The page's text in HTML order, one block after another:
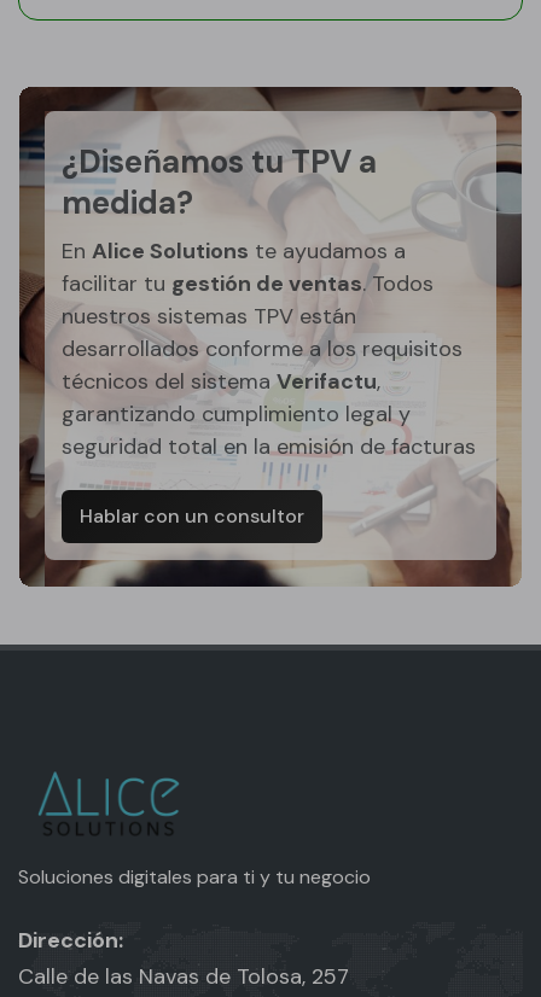
¿Diseñamos tu TPV a
medida?
EnAlice Solutions te ayudamos a
facilitar tu gestión de ventas. Todos
nuestros sistemas TPV están
desarrollados conforme a los requisitos
técnicos del sistemaVerifactu,
garantizando cumplimiento legal y
seguridad total en la emisión de facturas
Hablar con un consultor
Soluciones digitales para ti y tu negocio
Dirección:
Calle de las Navas de Tolosa, 257